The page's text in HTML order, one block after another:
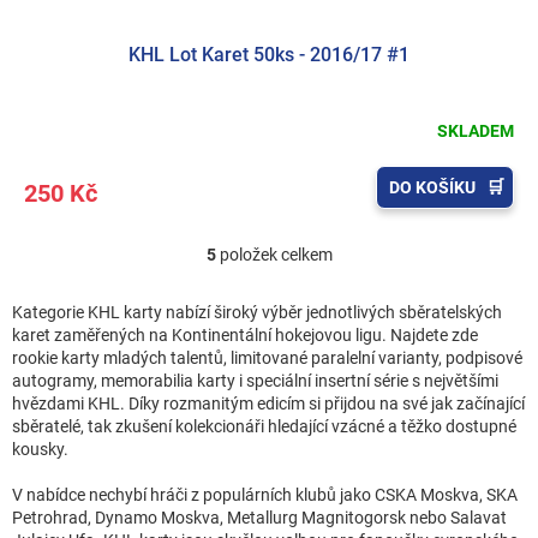
KHL Lot Karet 50ks - 2016/17 #1
SKLADEM
250 Kč DO KOŠÍKU
O
l
á
d
a
c
í
v
k
5položek celkem
Kategorie KHL karty nabízí široký výběr jednotlivých sběratelských
karet zaměřených na Kontinentální hokejovou ligu. Najdete zde
rookie karty mladých talentů, limitované paralelní varianty, podpisové
autogramy, memorabilia karty i speciální insertní série s největšími
hvězdami KHL. Díky rozmanitým edicím si přijdou na své jak začínající
sběratelé, tak zkušení kolekcionáři hledající vzácné a těžko dostupné
kousky.
V nabídce nechybí hráči z populárních klubů jako CSKA Moskva, SKA
Petrohrad, Dynamo Moskva, Metallurg Magnitogorsk nebo Salavat